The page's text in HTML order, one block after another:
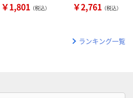
￥1,801 （税込） ￥2,761 （税込）
ランキング一覧